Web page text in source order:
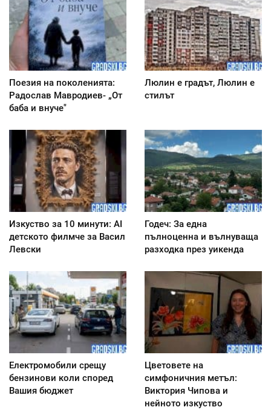
Поезия на поколенията:
Радослав Мавродиев- „От
баба и внуче"
Люлин е градът, Люлин е
стилът
Изкуство за 10 минути: AI
детското филмче за Васил
Левски
Годеч: За една
пълноценна и вълнуваща
разходка през уикенда
Електромобили срещу
бензинови коли според
Вашия бюджет
Цветовете на
симфоничния метъл:
Виктория Чипова и
нейното изкуство